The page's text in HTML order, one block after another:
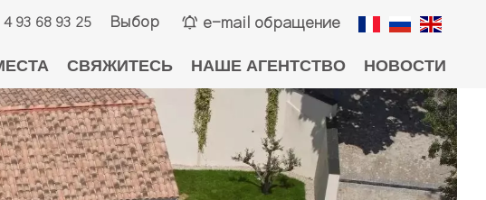
4 93 68 93 25 Выбор e-mail обращение
СВЯЖИТЕСЬ НАШЕ АГЕНТСТВО НОВОСТИ